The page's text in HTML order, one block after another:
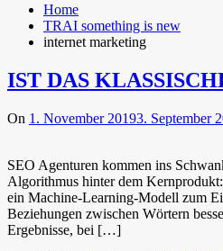
Home
TRAI something is new
internet marketing
IST DAS
On 1. November 20193. September
SEO Agenturen kommen ins
Algorithmus hinter dem
ein Machine-Learning-Modell zum
Beziehungen zwischen Wörtern
Ergebnisse, bei […]